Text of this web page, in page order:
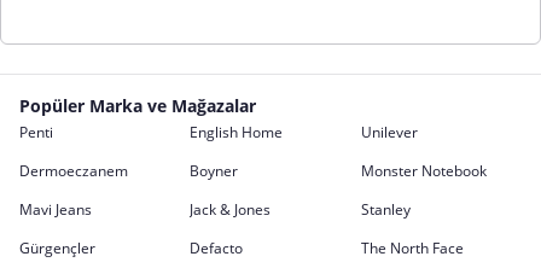
Popüler Marka ve Mağazalar
Penti English Home
Unilever
Dermoeczanem
Boyner
Monster Notebook
Mavi Jeans
Jack & Jones
Stanley
Gürgençler
Defacto
The North Face